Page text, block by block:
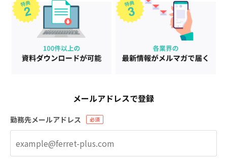
メールアドレスで登録
勤務先メールアドレス